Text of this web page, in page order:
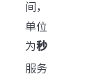
间，
单位
为秒
服务